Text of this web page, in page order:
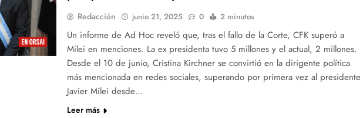
Redacción junio 21, 2025 0 2 minutos
Un informe de Ad Hoc reveló que, tras el fallo de la Corte, CFK superó a
Milei en menciones. La ex presidenta tuvo 5 millones y el actual, 2 millones.
Desde el 10 de junio, Cristina Kirchner se convirtió en la dirigente política
más mencionada en redes sociales, superando por primera vez al presidente
Javier Milei desde…
Leer más